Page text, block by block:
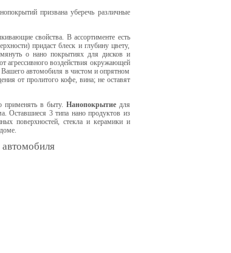
призвана уберечь различные
свойства. В ассортименте есть
придаст блеск и глубину цвету,
о нано покрытиях для дисков и
агрессивного воздействия окружающей
автомобиля в чистом и опрятном
от пролитого кофе, вина; не оставят
применять в быту. Нанопокрытиедля
Оставшиеся 3 типа нано продуктов из
поверхностей, стекла и керамики и